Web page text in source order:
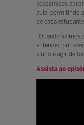
acadêmicos
aula, permitindo
de cada
“Quando saímos
entender, por
aluno e agir de
Assista ao